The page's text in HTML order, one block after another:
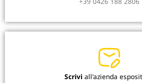
Scriviall'azienda